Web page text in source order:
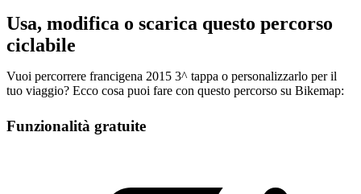
Usa, modifica o scarica questo percorso
ciclabile
Vuoi percorrere francigena 2015 3^ tappa o personalizzarlo per il
tuo viaggio? Ecco cosa puoi fare con questo percorso su Bikemap:
Funzionalità gratuite